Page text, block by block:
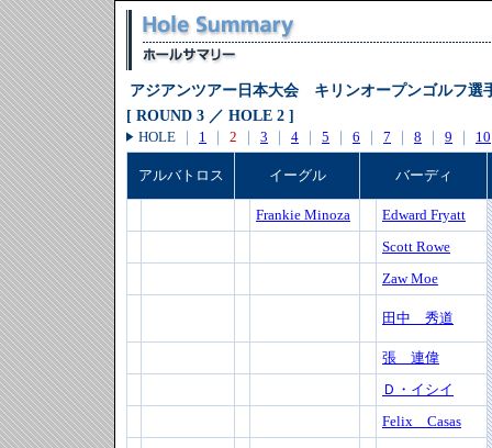
アジアンツアー日本大会 キリンオープンゴルフ選
[ ROUND 3 ／ HOLE 2 ]
HOLE
｜ 1 ｜ 2 ｜ 3 ｜ 4 ｜ 5 ｜ 6 ｜ 7 ｜ 8 ｜ 9 ｜ 10
アルバトロス イーグル バーディ
Frankie Minoza
Edward Fryatt
Scott Rowe
Zaw Moe
田中 秀道
張 連偉
Ｄ・イシイ
Felix Casas